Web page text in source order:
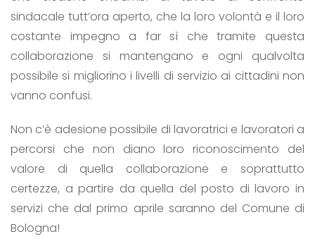
sindacale tutt’ora aperto, che la loro volontà e il loro
costante impegno a far sì che tramite questa
collaborazione si mantengano e ogni qualvolta
possibile si migliorino i livelli di servizio ai cittadini non
vanno confusi.
Non c’è adesione possibile di lavoratrici e lavoratori a
percorsi che non diano loro riconoscimento del
valore di quella collaborazione e soprattutto
certezze, a partire da quella del posto di lavoro in
servizi che dal primo aprile saranno del Comune di
Bologna!